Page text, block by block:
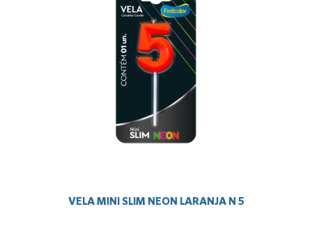
VELA MINI SLIM NEON LARANJA N 5